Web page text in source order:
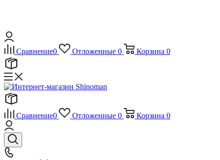
Сравнение0 Отложенные 0 Корзина 0
Сравнение0 Отложенные 0 Корзина 0